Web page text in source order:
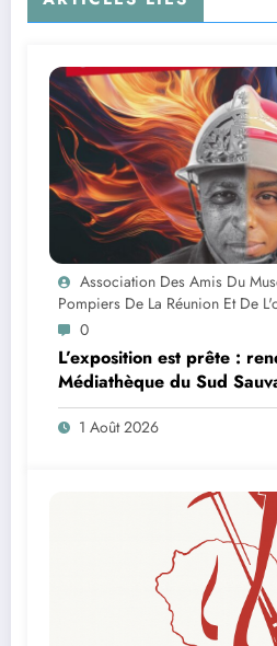
Association Des Amis Du
Pompiers De La Réunion Et De
0
L’exposition est prête :
Médiathèque du Sud
1 Août 2026